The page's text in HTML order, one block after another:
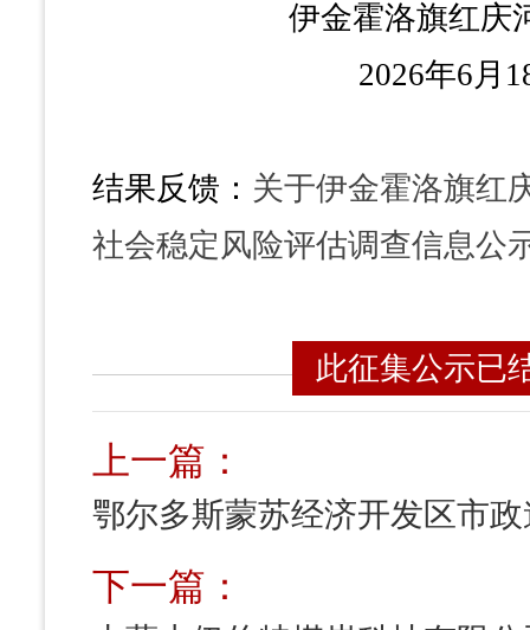
伊金霍洛旗红庆
2026年6月
结果反馈： 关于伊金霍洛旗红
社会稳定风险评估调查信息公
此征集公示已
上一篇：
下一篇：